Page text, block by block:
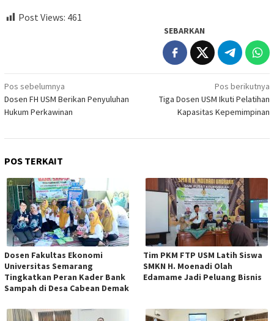
Post Views: 461
SEBARKAN
Navigasi
pos
Pos sebelumnya
Dosen FH USM Berikan Penyuluhan
Hukum Perkawinan
Pos berikutnya
Tiga Dosen USM Ikuti Pelatihan
Kapasitas Kepemimpinan
POS TERKAIT
Dosen Fakultas Ekonomi
Universitas Semarang
Tingkatkan Peran Kader Bank
Sampah di Desa Cabean Demak
Tim PKM FTP USM Latih Siswa
SMKN H. Moenadi Olah
Edamame Jadi Peluang Bisnis